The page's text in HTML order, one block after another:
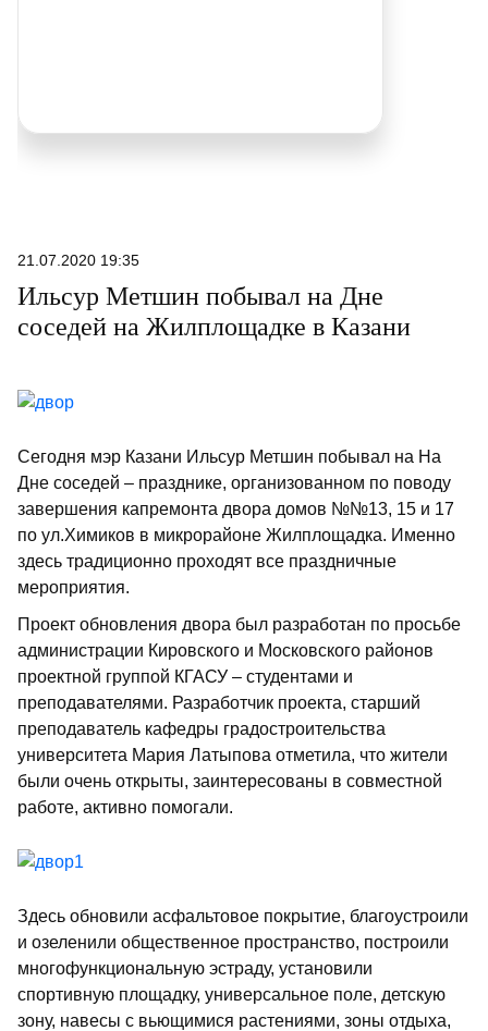
21.07.2020 19:35
Ильсур Метшин побывал на Дне
соседей на Жилплощадке в Казани
Сегодня мэр Казани Ильсур Метшин побывал на На
Дне соседей – празднике, организованном по поводу
завершения капремонта двора домов №№13, 15 и 17
по ул.Химиков в микрорайоне Жилплощадка. Именно
здесь традиционно проходят все праздничные
мероприятия.
Проект обновления двора был разработан по просьбе
администрации Кировского и Московского районов
проектной группой КГАСУ – студентами и
преподавателями. Разработчик проекта, старший
преподаватель кафедры градостроительства
университета Мария Латыпова отметила, что жители
были очень открыты, заинтересованы в совместной
работе, активно помогали.
Здесь обновили асфальтовое покрытие, благоустроили
и озеленили общественное пространство, построили
многофункциональную эстраду, установили
спортивную площадку, универсальное поле, детскую
зону, навесы с вьющимися растениями, зоны отдыха,